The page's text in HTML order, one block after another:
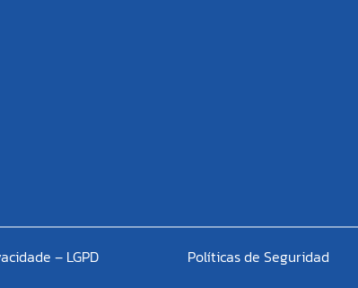
– LGPD Políticas de Seguridad